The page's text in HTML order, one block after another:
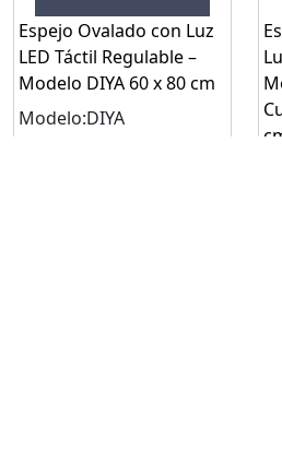
Espejo Ovalado con Luz
LED Táctil Regulable –
Modelo DIYA 60 x 80 cm
Modelo:DIYA